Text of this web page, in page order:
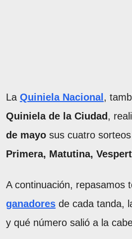
La Quiniela Nacional,
Quiniela de la Ciudad,
de mayo sus cuatro
Primera, Matutina,
A continuación, repasamos
ganadores de cada tanda,
y qué número salió a la